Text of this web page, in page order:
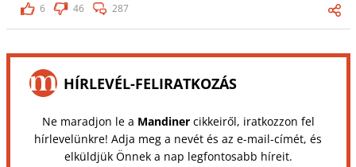
6
46 287
HÍRLEVÉL-FELIRATKOZÁS
Ne maradjon le a Mandinercikkeiről, iratkozzon fel
hírlevelünkre! Adja meg a nevét és az e-mail-címét, és
elküldjük Önnek a nap legfontosabb híreit.